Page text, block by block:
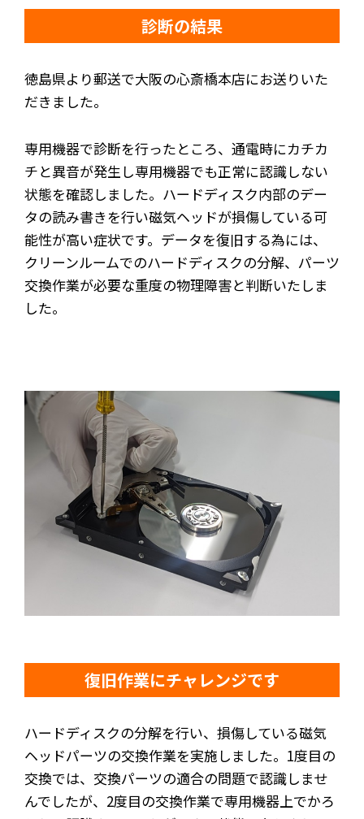
診断の結果
徳島県より郵送で大阪の心斎橋本店にお送りいた
だきました。
専用機器で診断を行ったところ、通電時にカチカ
チと異音が発生し専用機器でも正常に認識しない
状態を確認しました。ハードディスク内部のデー
タの読み書きを行い磁気ヘッドが損傷している可
能性が高い症状です。データを復旧する為には、
クリーンルームでのハードディスクの分解、パーツ
交換作業が必要な重度の物理障害と判断いたしま
した。
復旧作業にチャレンジです
ハードディスクの分解を行い、損傷している磁気
ヘッドパーツの交換作業を実施しました。1度目の
交換では、交換パーツの適合の問題で認識しませ
んでしたが、2度目の交換作業で専用機器上でかろ